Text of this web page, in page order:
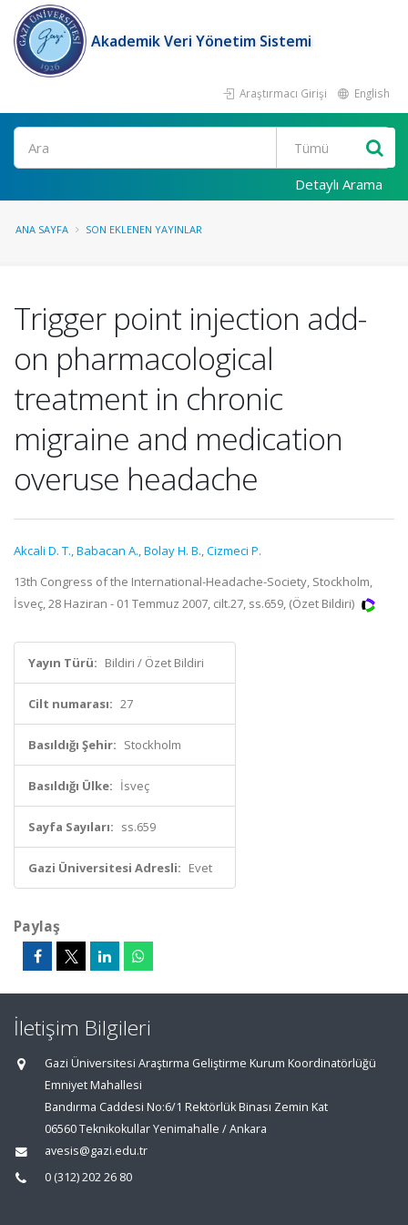
Akademik Veri Yönetim Sistemi
Araştırmacı Girişi English
Ara
Detaylı Arama
ANA SAYFA SON EKLENEN YAYINLAR
Trigger point injection add-
on pharmacological
treatment in chronic
migraine and medication
overuse headache
Akcali D. T.,Babacan A.,Bolay H. B.,Cizmeci P.
13th Congress of the International-Headache-Society, Stockholm,
İsveç, 28 Haziran - 01 Temmuz 2007, cilt.27, ss.659, (Özet Bildiri)
Yayın Türü: Bildiri / Özet Bildiri
Cilt numarası: 27
Basıldığı Şehir: Stockholm
Basıldığı Ülke: İsveç
Sayfa Sayıları: ss.659
Gazi Üniversitesi Adresli: Evet
Paylaş
İletişim Bilgileri
Gazi Üniversitesi Araştırma Geliştirme Kurum Koordinatörlüğü
Emniyet Mahallesi
Bandırma Caddesi No:6/1 Rektörlük Binası Zemin Kat
06560 Teknikokullar Yenimahalle / Ankara
avesis@gazi.edu.tr
0 (312) 202 26 80